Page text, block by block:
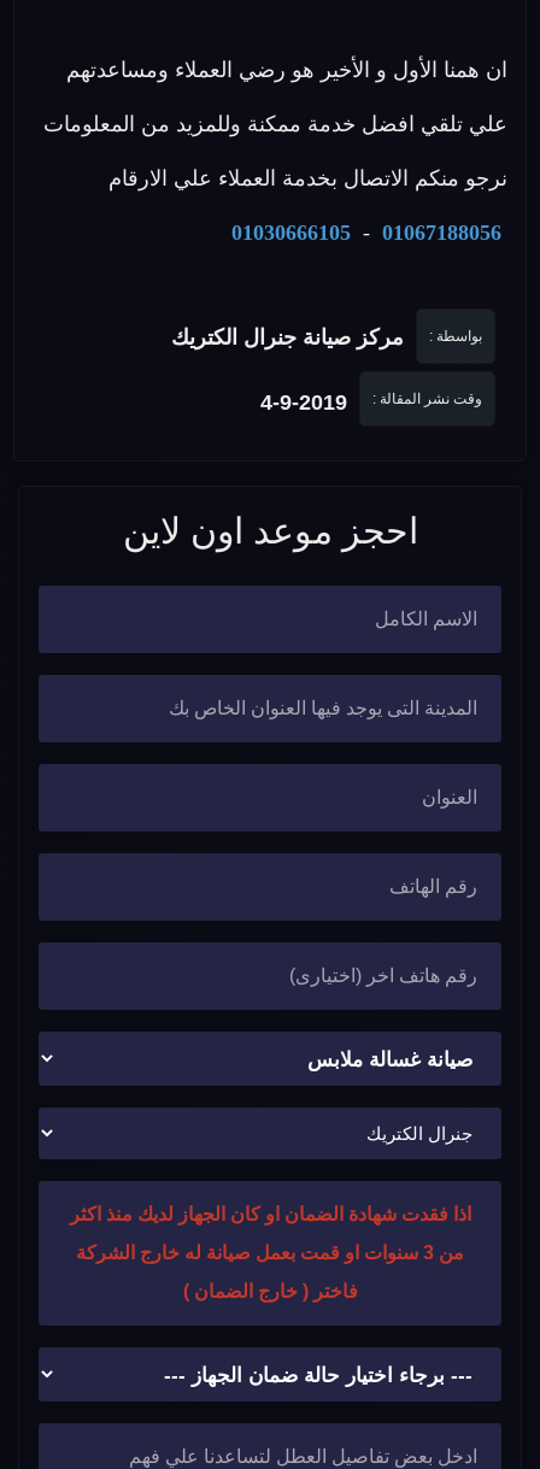
ان همنا الأول و الأخير هو رضي العملاء ومساعدتهم
علي تلقي افضل خدمة ممكنة وللمزيد من المعلومات
نرجو منكم الاتصال بخدمة العملاء علي الارقام
01067188056
-
01030666105
بواسطة : مركز صيانة جنرال الكتريك
وقت نشر المقالة : 4-9-2019
احجز موعد اون لاين
اذا فقدت شهادة الضمان او كان الجهاز لديك منذ اكثر
من 3 سنوات او قمت بعمل صيانة له خارج الشركة
فاختر ( خارج الضمان )